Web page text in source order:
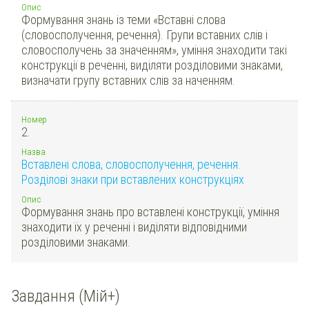
Опис
Формування знань із теми «Вставні слова
(словосполучення, речення). Групи вставних слів і
словосполучень за значенням», уміння знаходити такі
конструкції в реченні, виділяти розділовими знаками,
визначати групу вставних слів за наченням.
Номер
2.
Назва
Вставлені слова, словосполучення, речення.
Розділові знаки при вставлених конструкціях
Опис
Формування знань про вставлені конструкції, уміння
знаходити їх у реченні і виділяти відповідними
розділовими знаками.
Завдання (Мій+)